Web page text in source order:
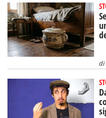
di